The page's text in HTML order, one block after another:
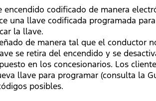
codificado de manera
una llave codificada programada
la llave.
de manera tal que el conductor
se retira del encendido y se
en los concesionarios. Los
llave para programar (consulta la
posibles.